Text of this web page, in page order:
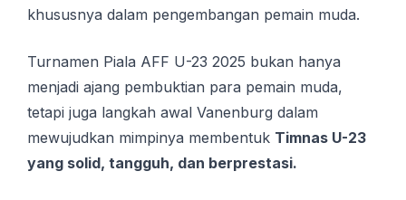
khususnya dalam pengembangan pemain muda.
Turnamen Piala AFF U-23 2025 bukan hanya
menjadi ajang pembuktian para pemain muda,
tetapi juga langkah awal Vanenburg dalam
mewujudkan mimpinya membentuk Timnas U-23
yang solid, tangguh, dan berprestasi.